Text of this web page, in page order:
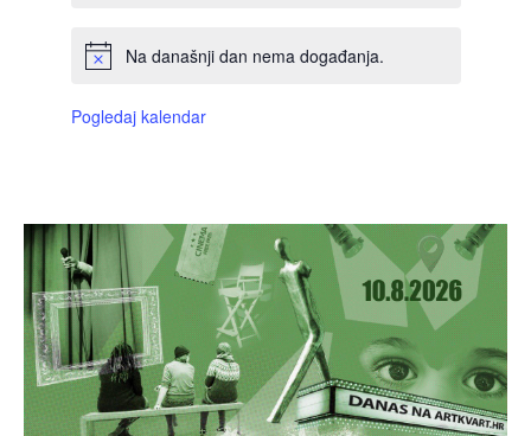
Na današnji dan nema događanja.
Pogledaj kalendar